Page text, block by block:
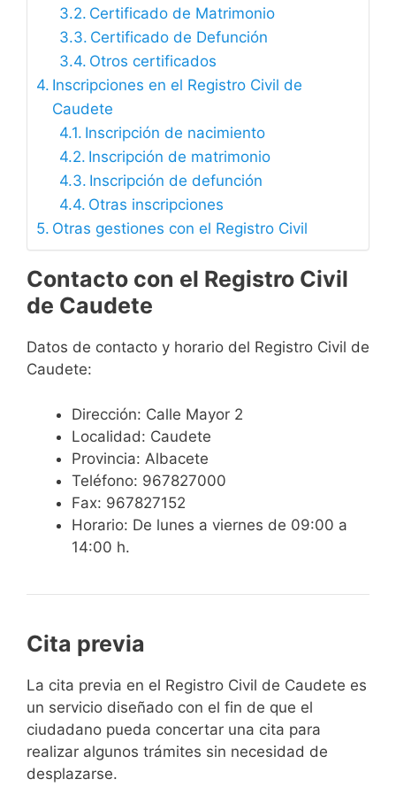
Certificado de Matrimonio
Certificado de Defunción
Otros certificados
Inscripciones en el Registro Civil de
Caudete
Inscripción de nacimiento
Inscripción de matrimonio
Inscripción de defunción
Otras inscripciones
Otras gestiones con el Registro Civil
Contacto con el Registro Civil
de Caudete
Datos de contacto y horario del Registro Civil de
Caudete:
Dirección: Calle Mayor 2
Localidad: Caudete
Provincia: Albacete
Teléfono: 967827000
Fax: 967827152
Horario: De lunes a viernes de 09:00 a
14:00 h.
Cita previa
​​​​​​​​​​​​​​​​​​​​​​​​​​​​La cita previa en el Registro Civil de Caudete es
un servicio diseñado con el fin de que el
ciudadano pueda concertar una cita para
realizar algunos trámites sin necesidad de
desplazarse.​